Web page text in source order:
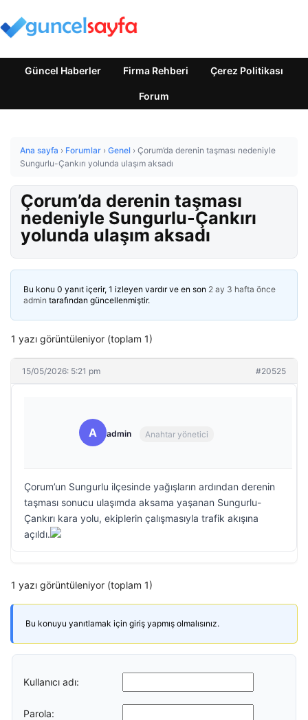
Güncel Haberler Firma Rehberi Çerez Politikası
Forum
Ana sayfa › Forumlar › Genel › Çorum’da derenin taşması nedeniyle
Sungurlu-Çankırı yolunda ulaşım aksadı
Çorum’da derenin taşması
nedeniyle Sungurlu-Çankırı
yolunda ulaşım aksadı
Bu konu 0 yanıt içerir, 1 izleyen vardır ve en son 2 ay 3 hafta önce
admin tarafından güncellenmiştir.
1 yazı görüntüleniyor (toplam 1)
15/05/2026: 5:21 pm #20525
A admin Anahtar yönetici
Çorum’un Sungurlu ilçesinde yağışların ardından derenin
taşması sonucu ulaşımda aksama yaşanan Sungurlu-
Çankırı kara yolu, ekiplerin çalışmasıyla trafik akışına
açıldı.
1 yazı görüntüleniyor (toplam 1)
Bu konuyu yanıtlamak için giriş yapmış olmalısınız.
Kullanıcı adı:
Parola: